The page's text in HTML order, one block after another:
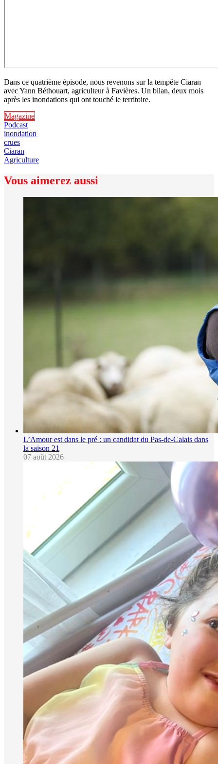
Dans ce quatrième épisode, nous revenons sur la tempête Ciaran
avec Yann Béthouart, agriculteur à Favières. Un bilan, deux mois
après les inondations qui ont touché le territoire.
Magazine
Podcast
inondation
crues
Ciaran
Agriculture
Vous aimerez aussi
L’Amour est dans le pré : un candidat du Pas-de-Calais dans
la saison 21
07 août 2026